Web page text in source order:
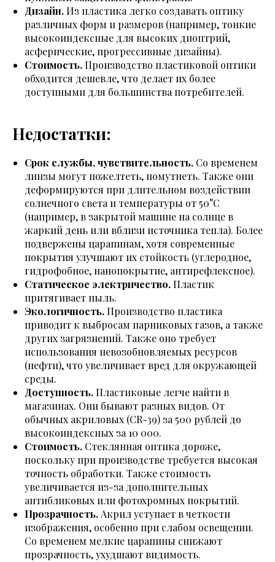
Дизайн.Из пластика легко создавать оптику
различных форм и размеров (например, тонкие
высокоиндексные для высоких диоптрий,
асферические, прогрессивные дизайны).
Стоимость.Производство пластиковой оптики
обходится дешевле, что делает их более
доступными для большинства потребителей.
Недостатки:
Срок службы, чувствительность. Со временем
линзы могут пожелтеть, помутнеть. Также они
деформируются при длительном воздействии
солнечного света и температуры от 50°C
(например, в закрытой машине на солнце в
жаркий день или вблизи источника тепла). Более
подвержены царапинам, хотя современные
покрытия улучшают их стойкость (углеродное,
гидрофобное, нанопокрытие, антирефлексное).
Статическое электричество.Пластик
притягивает пыль.
Экологичность.Производство пластика
приводит к выбросам парниковых газов, а также
других загрязнений. Также оно требует
использования невозобновляемых ресурсов
(нефти), что увеличивает вред для окружающей
среды.
Доступность.Пластиковые легче найти в
магазинах. Они бывают разных видов. От
обычных акриловых (CR-39) за 500 рублей до
высокоиндексных за 10 000.
Стоимость. Стеклянная оптика дороже,
поскольку при производстве требуется высокая
точность обработки. Также стоимость
увеличивается из-за дополнительных
антибликовых или фотохромных покрытий.
Прозрачность.Акрил уступает в четкости
изображения, особенно при слабом освещении.
Со временем мелкие царапины снижают
прозрачность, ухудшают видимость.